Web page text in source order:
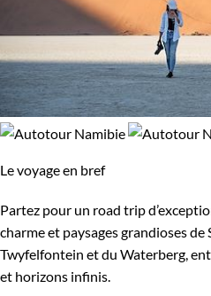
Le voyage en bref
Partez pour un road trip
charme et paysages grandioses de
Twyfelfontein et du Waterberg,
et horizons infinis.